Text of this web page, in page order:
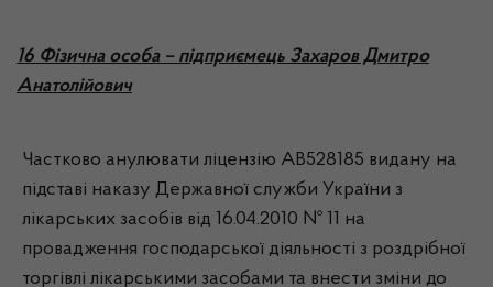
16 Фізична особа – підприємець Захаров Дмитро
Анатолійович
Частково анулювати ліцензію АВ528185 видану на
підставі наказу Державної служби України з
лікарських засобів від 16.04.2010 № 11 на
провадження господарської діяльності з роздрібної
торгівлі лікарськими засобами та внести зміни до